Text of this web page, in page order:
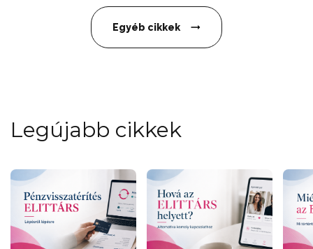
Egyéb cikkek
Legújabb cikkek